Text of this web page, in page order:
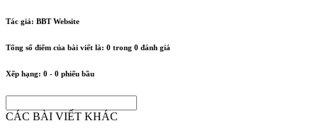
Tác giả: BBT Website
Tổng số điểm của bài viết là: 0 trong 0 đánh giá
Xếp hạng: 0 - 0 phiếu bầu
CÁC BÀI VIẾT KHÁC